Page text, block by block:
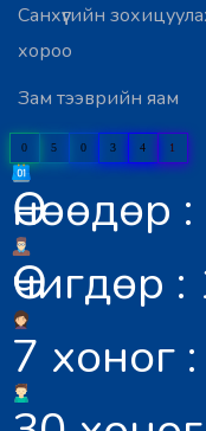
Санхүүгийн
хороо
Зам тээврийн яам
0 5 0 3 4 1
Өнөөдөр
Өчигдөр
7 хоног